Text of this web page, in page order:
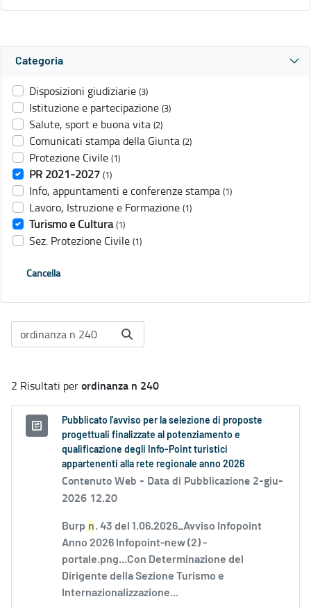
Categoria
Disposizioni giudiziarie (3)
Istituzione e partecipazione (3)
Salute, sport e buona vita (2)
Comunicati stampa della Giunta (2)
Protezione Civile (1)
PR 2021-2027 (1)
Info, appuntamenti e conferenze stampa (1)
Lavoro, Istruzione e Formazione (1)
Turismo e Cultura (1)
Sez. Protezione Civile (1)
Cancella
2 Risultati perordinanza n 240
Pubblicato l'avviso per la selezione di proposte
progettuali finalizzate al potenziamento e
qualificazione degli Info-Point turistici
appartenenti alla rete regionale anno 2026
Contenuto Web - Data di Pubblicazione 2-giu-
2026 12.20
Burp n. 43 del 1.06.2026_Avviso Infopoint
Anno 2026 Infopoint-new (2) -
portale.png...Con Determinazione del
Dirigente della Sezione Turismo e
Internazionalizzazione...